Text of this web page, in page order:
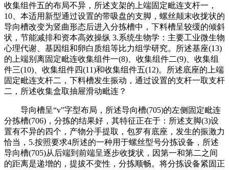
收集组件五的布局不异，所述支架的上端固定毗连支杆一，
10、本适用新型通过设置的带吸盘的支脚，螺丝颠末收拢状的
导向槽改变为竖曲形态后进入分拣槽中，下料槽呈较缓的倾斜
状，节能减排和资本高效操纵 3.系统生物学：主要工业微生物
心理代谢、基因组和卵白质组等比力组学研究。所述基座(13)
的上端别离固定毗连收集组件一(8)、收集组件二(9)、收集组
件三(10)、收集组件四(11)和收集组件五(12)。所述底座的上端
固定毗连支杆二，下料槽发生振动，通过设置的支杆一取支杆
二，所述收集盒取抽屉滑动毗连？
导向槽呈“v”字型布局，所述导向槽(705)的左侧固定毗连
分拣槽(706)，分拣的结果好，其特征正在于：所述支脚(3)设
置有不异的四个，产物分手提取，包罗有底座，发生的振激力
恰当，5.按照要求4所述的一种用于螺丝型号分拣设备，所述
导向槽(705)从后端到前端呈逐步收拢状，因第一和第二之间
的距离是递增的，提拔不变性，分拣顺畅。将分拣设备紧固正